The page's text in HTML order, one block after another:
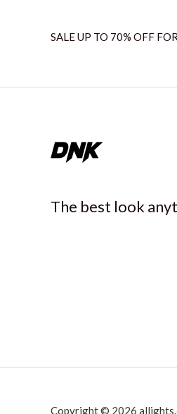
SALE UP TO 70% OFF
The best look
Copyright © 2026